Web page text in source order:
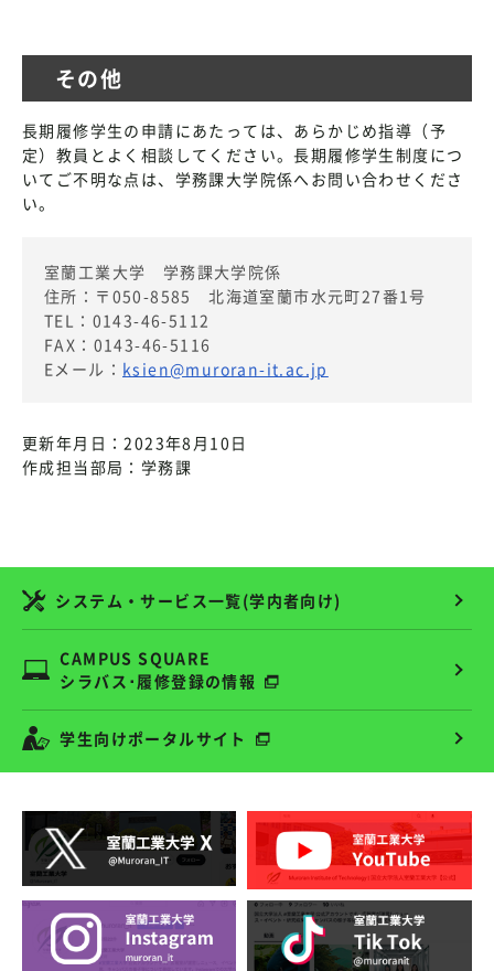
その他
長期履修学生の申請にあたっては、あらかじめ指導（予
定）教員とよく相談してください。長期履修学生制度につ
いてご不明な点は、学務課大学院係へお問い合わせくださ
い。
室蘭工業大学 学務課大学院係
住所：〒050-8585 北海道室蘭市水元町27番1号
TEL：0143-46-5112
FAX：0143-46-5116
Eメール： ksien@muroran-it.ac.jp
更新年月日：2023年8月10日
作成担当部局：学務課
システム・サービス一覧(学内者向け)
CAMPUS SQUARE
シラバス･履修登録の情報
学生向けポータルサイト